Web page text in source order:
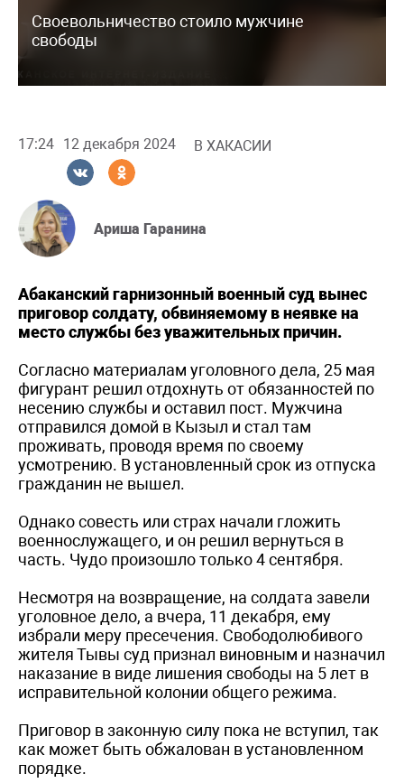
Своевольничество стоило мужчине
свободы
17:24 12 декабря 2024 В ХАКАСИИ
Ариша Гаранина
Абаканский гарнизонный военный суд вынес
приговор солдату, обвиняемому в неявке на
место службы без уважительных причин.
Согласно материалам уголовного дела, 25 мая
фигурант решил отдохнуть от обязанностей по
несению службы и оставил пост. Мужчина
отправился домой в Кызыл и стал там
проживать, проводя время по своему
усмотрению. В установленный срок из отпуска
гражданин не вышел.
Однако совесть или страх начали гложить
военнослужащего, и он решил вернуться в
часть. Чудо произошло только 4 сентября.
Несмотря на возвращение, на солдата завели
уголовное дело, а вчера, 11 декабря, ему
избрали меру пресечения. Свободолюбивого
жителя Тывы суд признал виновным и назначил
наказание в виде лишения свободы на 5 лет в
исправительной колонии общего режима.
Приговор в законную силу пока не вступил, так
как может быть обжалован в установленном
порядке.